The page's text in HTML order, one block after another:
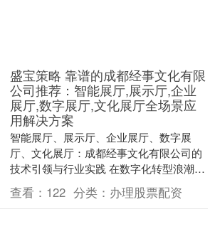
盛宝策略 靠谱的成都经事文化有限
公司推荐：智能展厅,展示厅,企业
展厅,数字展厅,文化展厅全场景应
用解决方案
智能展厅、展示厅、企业展厅、数字展
厅、文化展厅：成都经事文化有限公司的
技术引领与行业实践 在数字化转型浪潮
中，展览展示行业正经历着从传统模式向
智能化、互动化、沉....
查看： 122 分类： 办理股票配资